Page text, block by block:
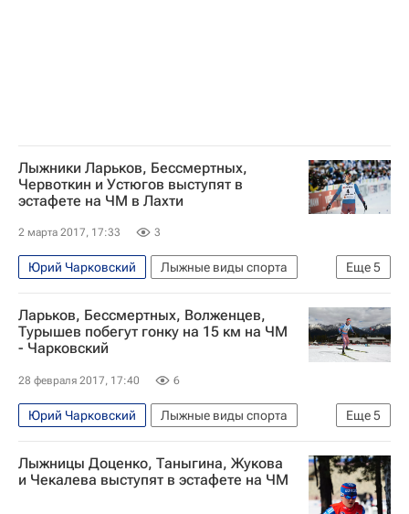
Лыжники Ларьков, Бессмертных,
Червоткин и Устюгов выступят в
эстафете на ЧМ в Лахти
2 марта 2017, 17:33 3
Еще5
Юрий Чарковский
Лыжные виды спорта
Чемпионат мира-2017 по лыжным видам спорта в финском Лахти, 22 февраля - 5 марта
Чемпионат мира по лыжным видам спорта
Андрей Ларьков
Сергей Устюгов
Ларьков, Бессмертных, Волженцев,
Турышев побегут гонку на 15 км на ЧМ
- Чарковский
28 февраля 2017, 17:40 6
Еще5
Юрий Чарковский
Лыжные виды спорта
Чемпионат мира-2017 по лыжным видам спорта в финском Лахти, 22 февраля - 5 марта
Чемпионат мира по лыжным видам спорта
Лыжницы Доценко, Таныгина, Жукова
и Чекалева выступят в эстафете на ЧМ